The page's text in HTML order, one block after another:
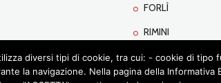
FORLÌ
RIMINI
diversi tipi di cookie, tra cui: - cookie di tipo
la navigazione. Nella pagina della Informativa